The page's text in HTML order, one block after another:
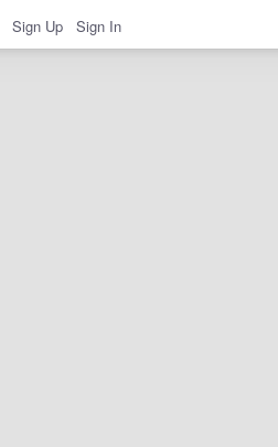
Sign Up Sign In